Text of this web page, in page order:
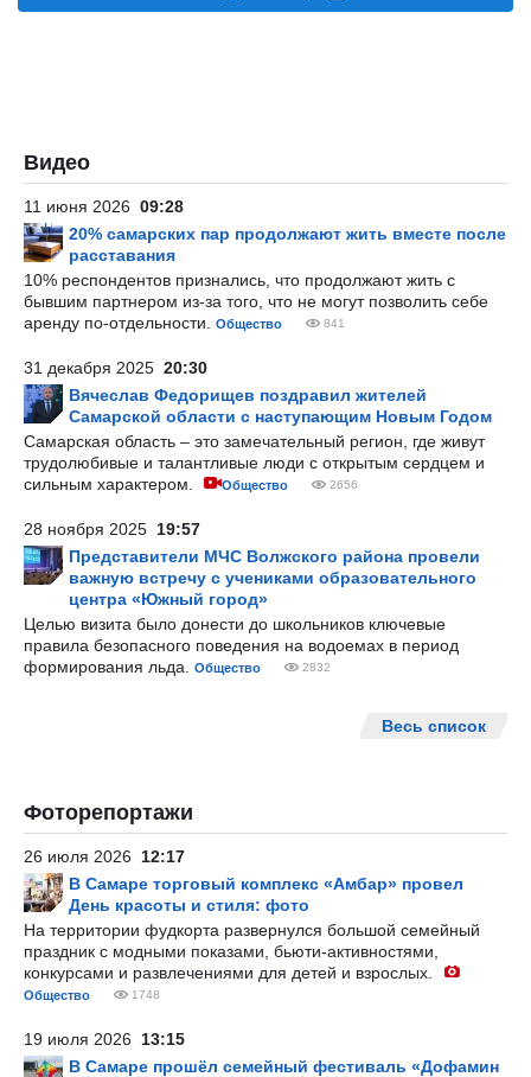
Видео
11 июня 2026 09:28
20% самарских пар продолжают жить вместе после
расставания
10% респондентов признались, что продолжают жить с
бывшим партнером из-за того, что не могут позволить себе
аренду по-отдельности.
Общество 841
31 декабря 2025 20:30
Вячеслав Федорищев поздравил жителей
Самарской области с наступающим Новым Годом
Самарская область – это замечательный регион, где живут
трудолюбивые и талантливые люди с открытым сердцем и
сильным характером.
Общество 2656
28 ноября 2025 19:57
Представители МЧС Волжского района провели
важную встречу с учениками образовательного
центра «Южный город»
Целью визита было донести до школьников ключевые
правила безопасного поведения на водоемах в период
формирования льда.
Общество 2832
Весь список
Фоторепортажи
26 июля 2026 12:17
В Самаре торговый комплекс «Амбар» провел
День красоты и стиля: фото
На территории фудкорта развернулся большой семейный
праздник с модными показами, бьюти-активностями,
конкурсами и развлечениями для детей и взрослых.
Общество 1748
19 июля 2026 13:15
В Самаре прошёл семейный фестиваль «Дофамин